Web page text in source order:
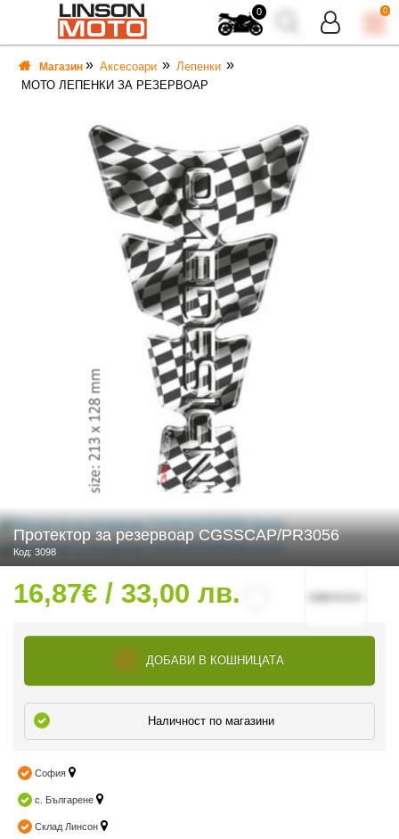
ЕКИПИРОВКА
0 0
Магазин Аксесоари
Лепенки
МОТО ЛЕПЕНКИ ЗА РЕЗЕРВОАР
Протектор за резервоар CGSSCAP/PR3056
Код: 3098
16,87€ / 33,00 лв.
ДОБАВИ В КОШНИЦАТА
Наличност по магазини
София
с. Българене
Склад Линсон